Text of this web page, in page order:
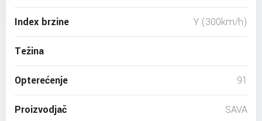
Index brzine Y (300km/h)
Težina
Opterećenje 91
Proizvodjač SAVA